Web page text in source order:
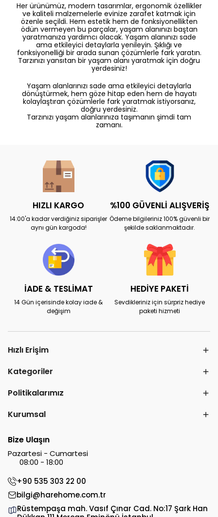
Her ürünümüz, modern tasarımlar, ergonomik özellikler
ve kaliteli malzemelerle evinize zarafet katmak için
özenle seçildi. Hem estetik hem de fonksiyonellikten
ödün vermeyen bu parçalar, yaşam alanınızı baştan
yaratmanıza yardımcı olacak. Yaşam alanınızı sade
ama etkileyici detaylarla yenileyin. Şıklığı ve
fonksiyonelliği bir arada sunan çözümlerle fark yaratın.
Tarzınızı yansıtan bir yaşam alanı yaratmak için doğru
yerdesiniz!
Yaşam alanlarınızı sade ama etkileyici detaylarla
dönüştürmek, hem göze hitap eden hem de hayatı
kolaylaştıran çözümlerle fark yaratmak istiyorsanız,
doğru yerdesiniz.
Tarzınızı yaşam alanlarınıza taşımanın şimdi tam
zamanı.
HIZLI KARGO
14:00'a kadar verdiğiniz siparişler
aynı gün kargoda!
%100 GÜVENLİ ALIŞVERİŞ
Ödeme bilgileriniz 100% güvenli bir
şekilde saklanmaktadır.
İADE & TESLİMAT
14 Gün içerisinde kolay iade &
değişim
HEDİYE PAKETİ
Sevdikleriniz için sürpriz hediye
paketi hizmeti
Hızlı Erişim
Kategoriler
Politikalarımız
Kurumsal
Bize Ulaşın
Pazartesi - Cumartesi
08:00 - 18:00
+90 535 303 22 00
bilgi@harehome.com.tr
Rüstempaşa mah. Vasıf Çınar Cad. No:17 Şark Han